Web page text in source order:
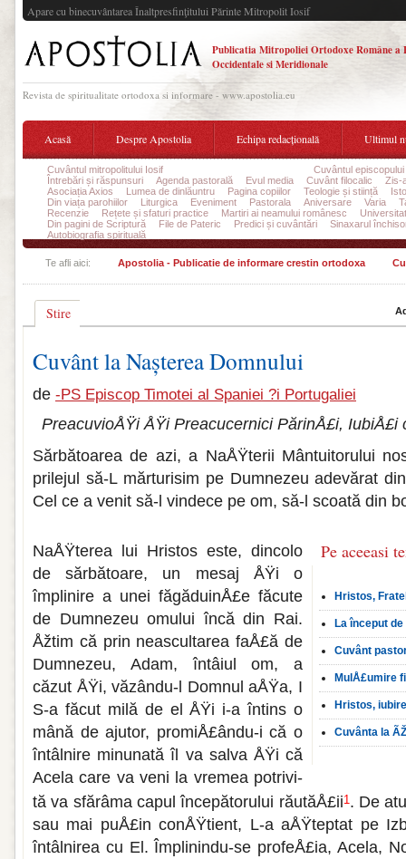
Apare cu binecuvântarea Înaltpresfinţitului Părinte Mitropolit Iosif
Publicatia Mitropoliei Ortodoxe Române a
Occidentale si Meridionale
Revista de spiritualitate ortodoxa si informare - www.apostolia.eu
Acasă Despre Apostolia Echipa redacțională Ultimul
Cuvântul mitropolitului Iosif
Cuvântul episcopului
Întrebări și răspunsuri
Agenda pastorală Evul media Cuvânt filocalic
Zis-
Asociația Axios
Lumea de dinlăuntru Pagina copiilor Teologie și stiință
Din viața parohiilor
Liturgica Eveniment Pastorala Aniversare Varia
Recenzie
Rețete și sfaturi practice Martiri ai neamului românesc
Din pagini de Scriptură
File de Pateric Predici și cuvântări
Sinaxarul
Autobiografia spirituală
Te afli aici: Apostolia - Publicatie de informare crestin ortodoxa
Stire
Cuvânt la Nașterea Domnului
de -PS Episcop Timotei al Spaniei ?i Portugaliei
PreacuvioÅŸi ÅŸi Preacucernici PărinÅ£i, IubiÅ£i
Sărbătoarea de azi, a NaÅŸterii Mântu­itorului
prile­jul să-L mărturisim pe Dumnezeu adevă­rat
Cel ce a venit să-l vindece pe om, să-l scoată din
Pe aceeasi
Hristos,
La început
Cuvânt
MulÅ£umire
Hristos,
Cuvânta la
NaÅŸterea lui Hristos este, dincolo
de sărbătoare, un mesaj ÅŸi o
împlinire a unei făgăduinÅ£e făcute
de Dumnezeu omului încă din Rai.
Åžtim că prin neascultarea faÅ£ă de
Dumnezeu, Adam, întâiul om, a
căzut ÅŸi, văzându-l Domnul aÅŸa, I
S-a făcut milă de el ÅŸi i-a întins o
mână de ajutor, promiÅ£ându-i că o
întâlnire minunată îl va salva ÅŸi că
Acela care va veni la vremea potrivi­
tă va sfărâma capul începătorului răutăÅ£ii1. De
sau mai puÅ£in conÅŸtient, L-a aÅŸteptat pe
întâlnirea cu El. Împlinindu-se profeÅ£ia, Acela,